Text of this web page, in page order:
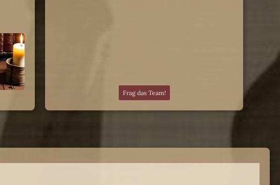
Frag das Team!